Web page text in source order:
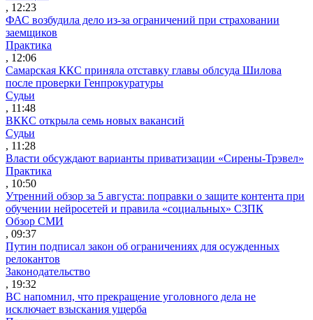
, 12:23
ФАС возбудила дело из-за ограничений при страховании
заемщиков
Практика
, 12:06
Самарская ККС приняла отставку главы облсуда Шилова
после проверки Генпрокуратуры
Судьи
, 11:48
ВККС открыла семь новых вакансий
Судьи
, 11:28
Власти обсуждают варианты приватизации «Сирены-Трэвел»
Практика
, 10:50
Утренний обзор за 5 августа: поправки о защите контента при
обучении нейросетей и правила «социальных» СЗПК
Обзор СМИ
, 09:37
Путин подписал закон об ограничениях для осужденных
релокантов
Законодательство
, 19:32
ВС напомнил, что прекращение уголовного дела не
исключает взыскания ущерба